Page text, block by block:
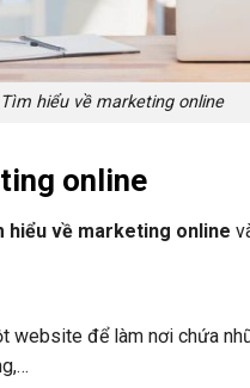
Tìm hiểu về marketing online
online
hiểu về marketing online
để làm nơi chứa